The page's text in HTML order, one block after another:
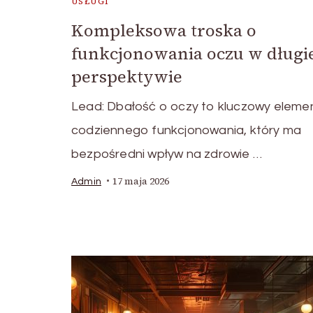
Kompleksowa troska o
funkcjonowania oczu w
perspektywie
Lead: Dbałość o oczy to kluczowy
codziennego funkcjonowania, który ma
bezpośredni wpływ na zdrowie …
Admin 17 maja 2026